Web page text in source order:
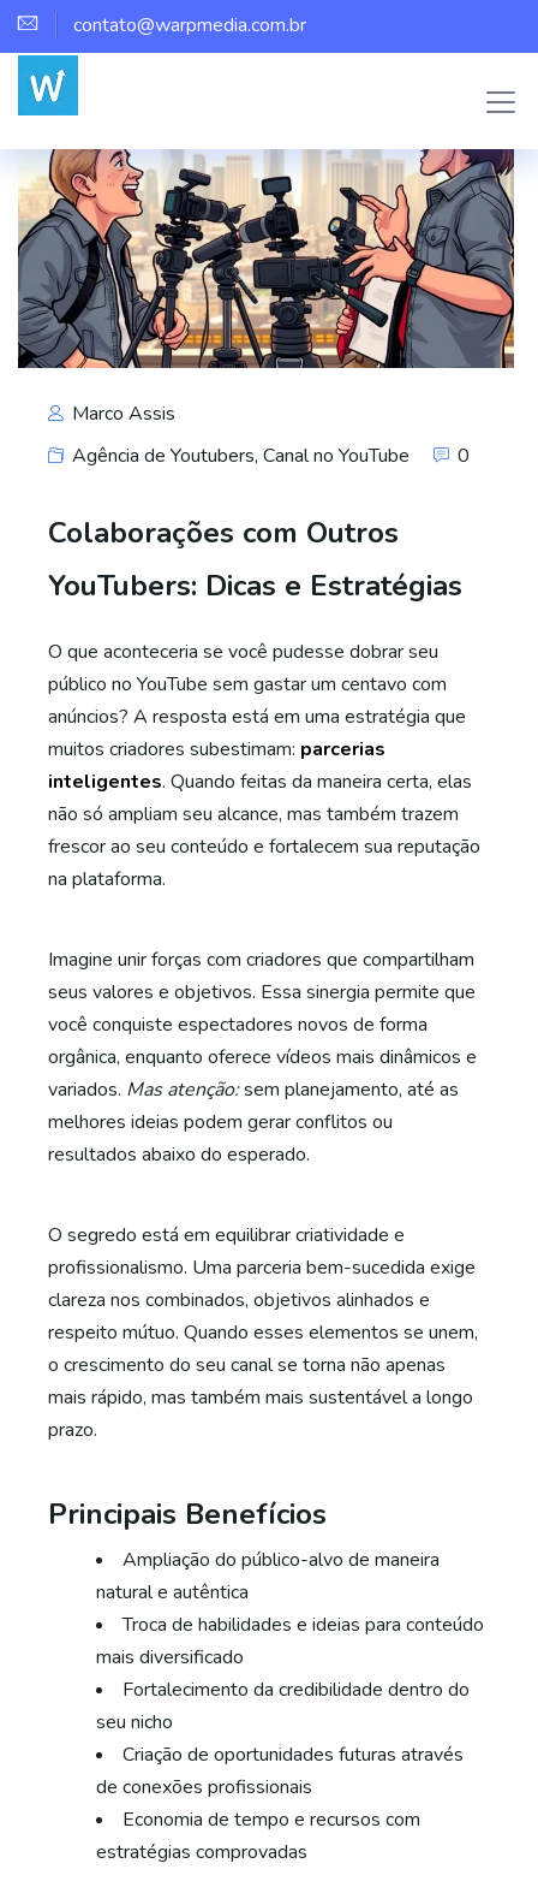
contato@warpmedia.com.br
Marco Assis
Agência de Youtubers, Canal no YouTube 0
Colaborações com Outros
YouTubers: Dicas e Estratégias
O que aconteceria se você pudesse dobrar seu
público no YouTube sem gastar um centavo com
anúncios? A resposta está em uma estratégia que
muitos criadores subestimam: parcerias
inteligentes. Quando feitas da maneira certa, elas
não só ampliam seu alcance, mas também trazem
frescor ao seu conteúdo e fortalecem sua reputação
na plataforma.
Imagine unir forças com criadores que compartilham
seus valores e objetivos. Essa sinergia permite que
você conquiste espectadores novos de forma
orgânica, enquanto oferece vídeos mais dinâmicos e
variados. Mas atenção:sem planejamento, até as
melhores ideias podem gerar conflitos ou
resultados abaixo do esperado.
O segredo está em equilibrar criatividade e
profissionalismo. Uma parceria bem-sucedida exige
clareza nos combinados, objetivos alinhados e
respeito mútuo. Quando esses elementos se unem,
o crescimento do seu canal se torna não apenas
mais rápido, mas também mais sustentável a longo
prazo.
Principais Benefícios
Ampliação do público-alvo de maneira
natural e autêntica
Troca de habilidades e ideias para conteúdo
mais diversificado
Fortalecimento da credibilidade dentro do
seu nicho
Criação de oportunidades futuras através
de conexões profissionais
Economia de tempo e recursos com
estratégias comprovadas